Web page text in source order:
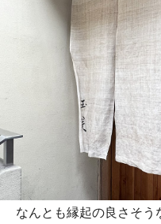
なんとも縁起の良さそう